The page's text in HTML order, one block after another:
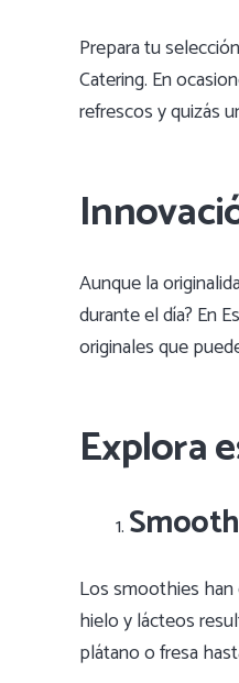
Prepara tu
Catering. En
refrescos y quizás
Aunque la
durante el día? En
originales que
Explora
Los smoothies han
hielo y lácteos
plátano o fresa